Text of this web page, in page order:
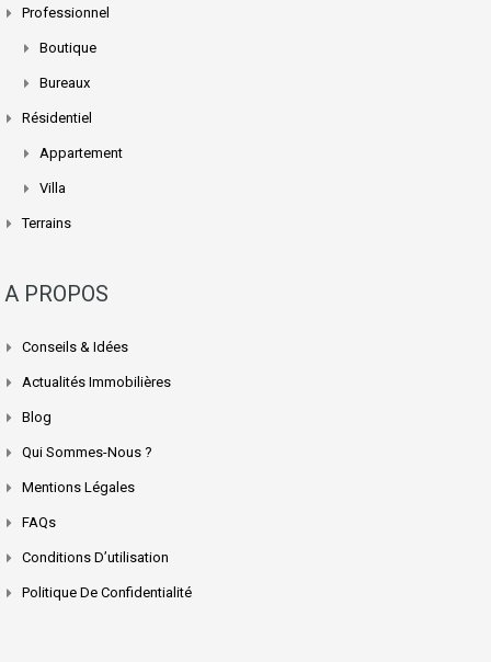
Professionnel
Boutique
Bureaux
Résidentiel
Appartement
Villa
Terrains
A PROPOS
Conseils & Idées
Actualités Immobilières
Blog
Qui Sommes-Nous ?
Mentions Légales
FAQs
Conditions D’utilisation
Politique De Confidentialité